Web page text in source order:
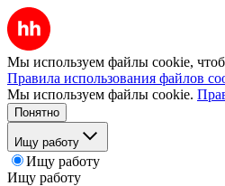
Мы используем файлы cookie,
Правила использования файлов
Мы используем файлы cookie.
Понятно
Ищу работу
Ищу работу
Ищу работу